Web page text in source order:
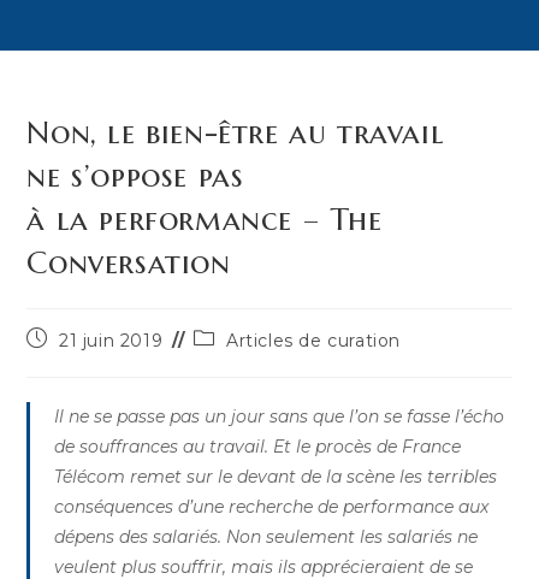
Non, le bien-être au travail
ne s’oppose pas
à la performance – The
Conversation
Publication
21 juin 2019
PostArticles de curation
Il ne se passe pas un jour sans que l’on se fasse l’écho
de souffrances au travail. Et le procès de France
Télécom remet sur le devant de la scène les terribles
conséquences d’une recherche de performance aux
dépens des salariés. Non seulement les salariés ne
veulent plus souffrir, mais ils apprécieraient de se